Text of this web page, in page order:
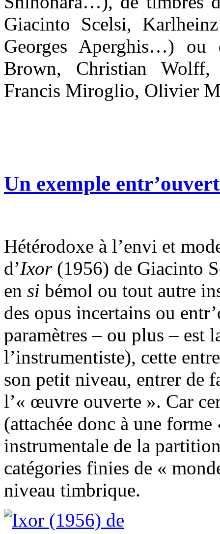
Giacinto Scelsi,
Georges Aperghis…) ou
Brown, Christian
Francis Miroglio, Olivier
Un exemple
Hétérodoxe à l’envi et
d’Ixor(1956) de Giacinto
en si bémol ou tout autre
des opus incertains ou
paramètres – ou plus – est
l’instrumentiste), cette
son petit niveau, entrer de
l’« œuvre ouverte ». Car
(attachée donc à une
instrumentale de la
catégories finies de «
niveau timbrique.